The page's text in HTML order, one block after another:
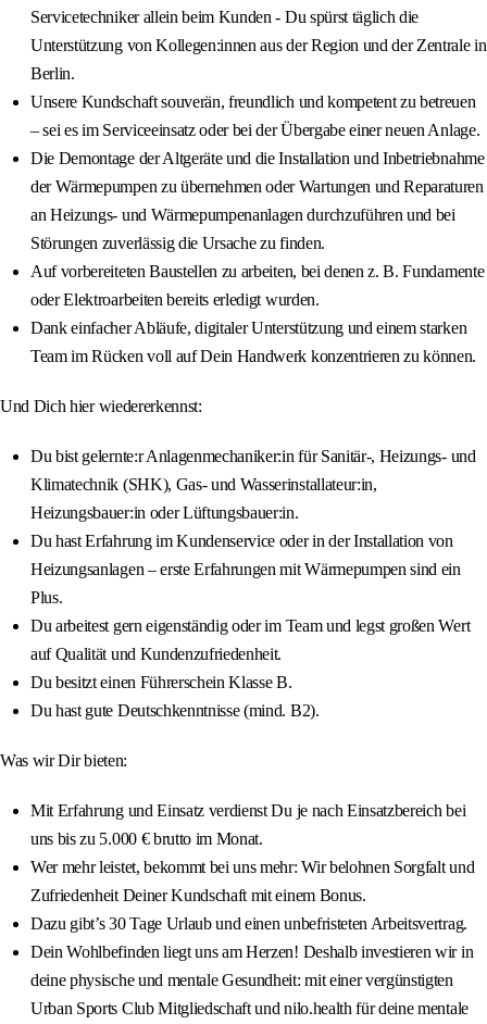
Servicetechniker allein beim Kunden - Du spürst täglich die
Unterstützung von Kollegen:innen aus der Region und der Zentrale in
Berlin.
Unsere Kundschaft souverän, freundlich und kompetent zu betreuen
– sei es im Serviceeinsatz oder bei der Übergabe einer neuen Anlage.
Die Demontage der Altgeräte und die Installation und Inbetriebnahme
der Wärmepumpen zu übernehmen oder Wartungen und Reparaturen
an Heizungs- und Wärmepumpenanlagen durchzuführen und bei
Störungen zuverlässig die Ursache zu finden.
Auf vorbereiteten Baustellen zu arbeiten, bei denen z. B. Fundamente
oder Elektroarbeiten bereits erledigt wurden.
Dank einfacher Abläufe, digitaler Unterstützung und einem starken
Team im Rücken voll auf Dein Handwerk konzentrieren zu können.
Und Dich hier wiedererkennst:
Du bist gelernte:r Anlagenmechaniker:in für Sanitär-, Heizungs- und
Klimatechnik (SHK), Gas- und Wasserinstallateur:in,
Heizungsbauer:in oder Lüftungsbauer:in.
Du hast Erfahrung im Kundenservice oder in der Installation von
Heizungsanlagen – erste Erfahrungen mit Wärmepumpen sind ein
Plus.
Du arbeitest gern eigenständig oder im Team und legst großen Wert
auf Qualität und Kundenzufriedenheit.
Du besitzt einen Führerschein Klasse B.
Du hast gute Deutschkenntnisse (mind. B2).
Was wir Dir bieten:
Mit Erfahrung und Einsatz verdienst Du je nach Einsatzbereich bei
uns bis zu 5.000 € brutto im Monat.
Wer mehr leistet, bekommt bei uns mehr: Wir belohnen Sorgfalt und
Zufriedenheit Deiner Kundschaft mit einem Bonus.
Dazu gibt’s 30 Tage Urlaub und einen unbefristeten Arbeitsvertrag.
Dein Wohlbefinden liegt uns am Herzen! Deshalb investieren wir in
deine physische und mentale Gesundheit: mit einer vergünstigten
Urban Sports Club Mitgliedschaft und nilo.health für deine mentale